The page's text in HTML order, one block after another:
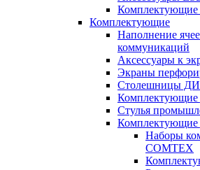
Комплектующие
Комплектующие
Наполнение
коммуникаций
Аксессуары к
Экраны
Cтолешницы
Стулья
Наборы
COMTEX